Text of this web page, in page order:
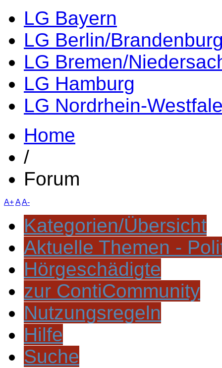
LG Bayern
LG Berlin/
LG Bremen/
LG Hamburg
LG Nordrhein-
Home
/
Forum
A+AA-
Kategorien/Übersicht
Aktuelle Themen -
Hörgeschädigte
zur ContiCommunity
Nutzungsregeln
Hilfe
Suche